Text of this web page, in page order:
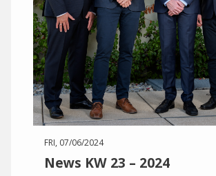
FRI, 07/06/2024
News KW 23 – 2024